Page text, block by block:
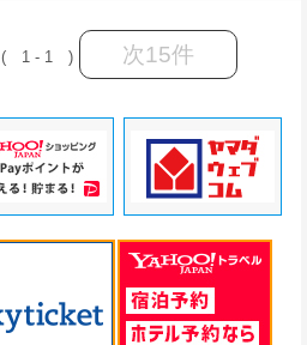
( 1 - 1 ) 次15件